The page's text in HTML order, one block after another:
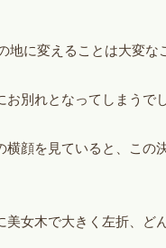
に変えることは大変な
別れとなってしまうでし
顔を見ていると、この
女木で大きく左折、ど